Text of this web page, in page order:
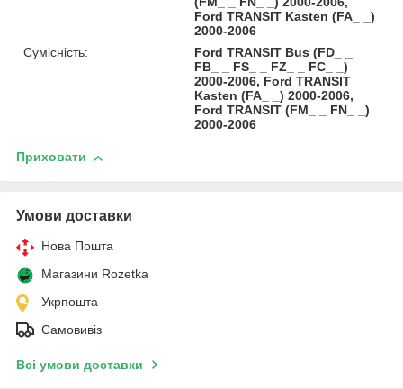
Ford TRANSIT Kasten (FA_ _)
2000-2006
Сумісність:
Ford TRANSIT Bus (FD_ _
FB_ _ FS_ _ FZ_ _ FC_ _)
2000-2006, Ford TRANSIT
Kasten (FA_ _) 2000-2006,
Ford TRANSIT (FM_ _ FN_ _)
2000-2006
Приховати
Умови доставки
Нова Пошта
Магазини Rozetka
Укрпошта
Самовивіз
Всі умови доставки